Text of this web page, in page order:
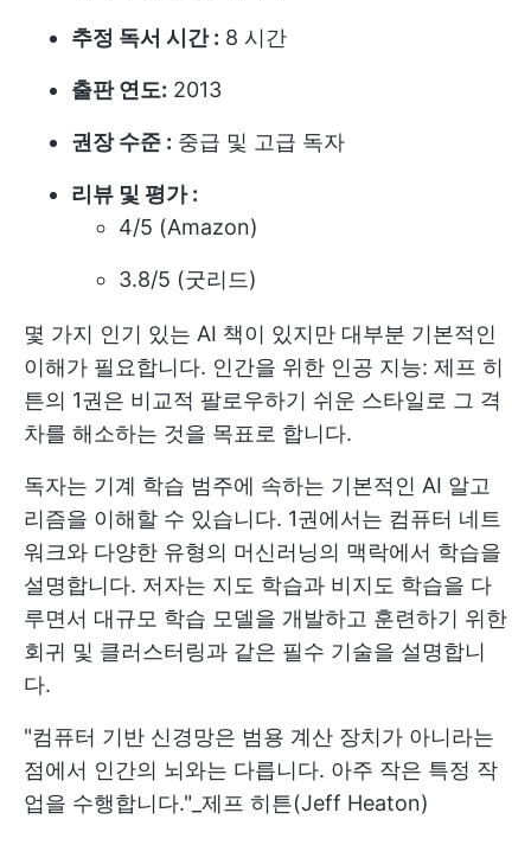
추정 독서 시간 : 8 시간
출판 연도: 2013
권장 수준 : 중급 및 고급 독자
리뷰 및 평가 :
4/5 (Amazon)
3.8/5 (굿리드)
몇 가지 인기 있는 AI 책이 있지만 대부분 기본적인
이해가 필요합니다. 인간을 위한 인공 지능: 제프 히
튼의 1권은 비교적 팔로우하기 쉬운 스타일로 그 격
차를 해소하는 것을 목표로 합니다.
독자는 기계 학습 범주에 속하는 기본적인 AI 알고
리즘을 이해할 수 있습니다. 1권에서는 컴퓨터 네트
워크와 다양한 유형의 머신러닝의 맥락에서 학습을
설명합니다. 저자는 지도 학습과 비지도 학습을 다
루면서 대규모 학습 모델을 개발하고 훈련하기 위한
회귀 및 클러스터링과 같은 필수 기술을 설명합니
다.
"컴퓨터 기반 신경망은 범용 계산 장치가 아니라는
점에서 인간의 뇌와는 다릅니다. 아주 작은 특정 작
업을 수행합니다."_제프 히튼(Jeff Heaton)